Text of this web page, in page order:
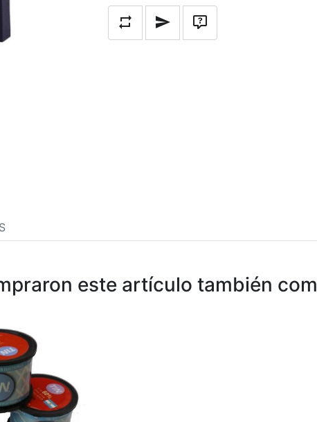
Añadir a la lista de comparación
Escribe un correo a un amigo
Pregunta
este artículo también